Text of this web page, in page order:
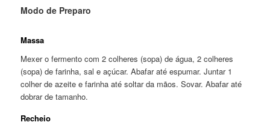
Modo de Preparo
Massa
Mexer o fermento com 2 colheres (sopa) de água, 2 colheres
(sopa) de farinha, sal e açúcar. Abafar até espumar. Juntar 1
colher de azeite e farinha até soltar da mãos. Sovar. Abafar até
dobrar de tamanho.
Recheio